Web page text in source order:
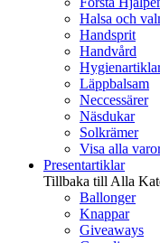
Halsa och
Handsprit
Handvård
Läppbalsam
Neccessärer
Näsdukar
Solkrämer
Visa alla
Presentartiklar
Tillbaka till Alla
Ballonger
Knappar
Giveaways